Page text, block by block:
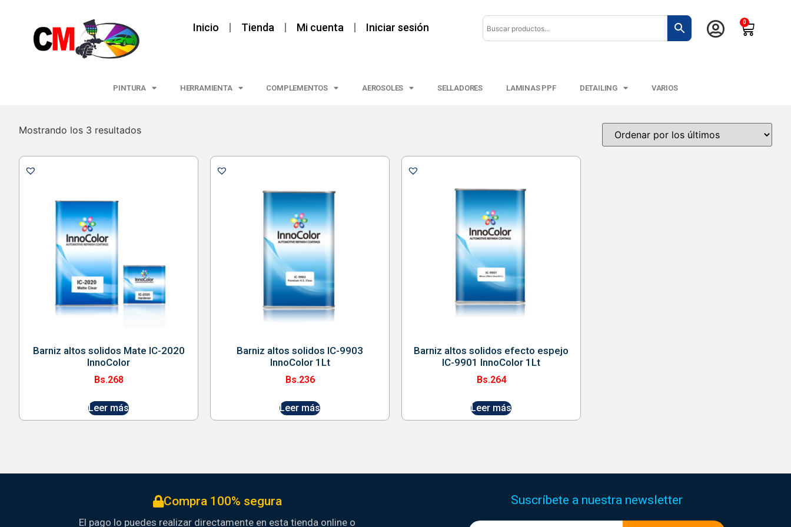
Inicio Tienda Mi cuenta Iniciar sesión 0
PINTURA HERRAMIENTA COMPLEMENTOS AEROSOLES SELLADORES LAMINAS PPF DETAILING VARIOS
Mostrando los 3 resultados
Barniz altos solidos Mate IC-2020
InnoColor
Bs.268
Leer más
Barniz altos solidos IC-9903
InnoColor 1Lt
Bs.236
Leer más
Barniz altos solidos efecto espejo
IC-9901 InnoColor 1Lt
Bs.264
Leer más
Compra 100% segura
El pago lo puedes realizar directamente en esta tienda online o
Suscríbete a nuestra newsletter